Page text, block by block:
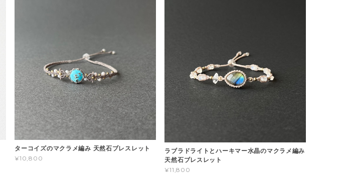
ターコイズのマクラメ編み 天然石ブレスレット
¥10,800
ラブラドライトとハーキマー水晶のマクラメ編み
天然石ブレスレット
¥11,800